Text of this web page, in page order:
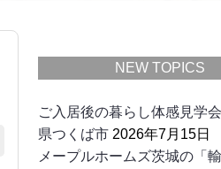
NEW TOPICS
ご入居後の暮らし体感見学
県つくば市 2026年7月15日
メープルホームズ茨城の「